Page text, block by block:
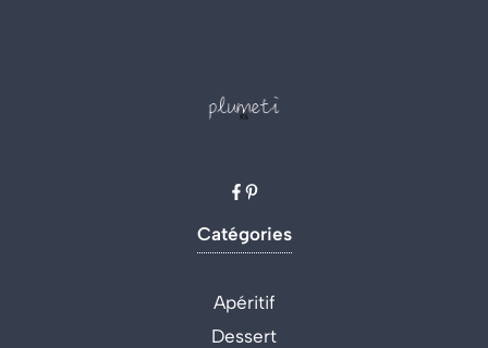
Catégories
Apéritif
Dessert